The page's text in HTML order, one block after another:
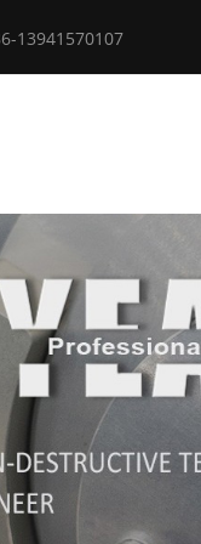
13941570107